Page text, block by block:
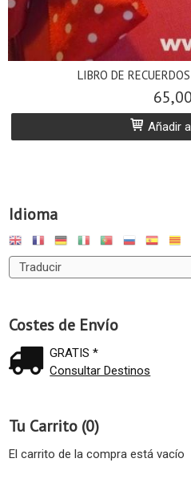
Idioma
Costes de Envío
GRATIS *
Consultar Destinos
Tu Carrito (0)
El carrito de la compra está vacío
LIBRO DE
Añadir